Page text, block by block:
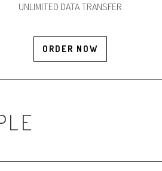
UNLIMITED DATA TRANSFER
ORDER NOW